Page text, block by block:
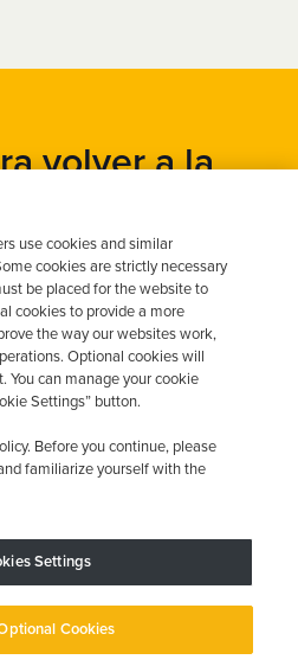
volver a la
en cuestión de minutos y
hoy mismo.
gratuito
los requisitos estatales; se aplican
de privacidad
Gestionar cookies
use cookies and similar
cookies are strictly necessary
be placed for the website to
cookies to provide a more
the way our websites work,
Optional cookies will
You can manage your cookie
Settings” button.
Before you continue, please
familiarize yourself with the
Settings
Cookies